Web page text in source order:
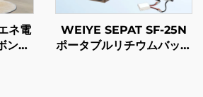
ネ電
ンク
WEIYE SEPAT SF-25N
ポータブルリチウムバッテ